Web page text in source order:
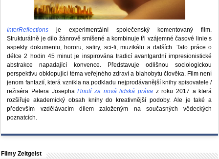
InterReflections je experimentální společenský komentovaný film.
Strukturálně je dílo žánrově smíšené a kombinuje tři vzájemné časové linie s
aspekty dokumentu, hororu, satiry, sci-fi, muzikálu a dalších. Tato práce o
délce 2 hodin 45 minut je inspirována tradicí avantgardní impresionistické
abstrakce napadající konvence. Představuje odlišnou sociologickou
perspektivu obklopující téma veřejného zdraví a blahobytu člověka. Film není
jenom fantazií, která vznikla na podkladu nejprodávanější knihy spisovatele /
režiséra Petera JosephaHnutí za nová lidská právaz roku 2017 a která
rozšiřuje akademický obsah knihy do kreativnější podoby. Ale je také a
především vzdělávacím dílem založeným na současných vědeckých
poznatcích.
Filmy Zeitgeist